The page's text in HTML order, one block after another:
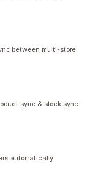
between multi-store
sync & stock sync
automatically